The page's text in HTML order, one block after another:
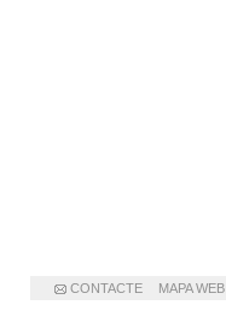
CONTACTE MAPA WEB